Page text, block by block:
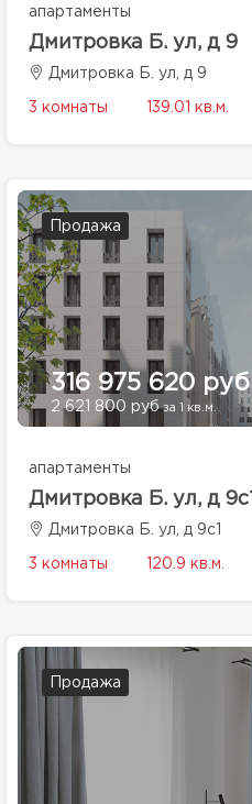
апартаменты
Дмитровка Б. ул, д 9
Дмитровка Б. ул, д 9
3 комнаты 139.01 кв.м.
Продажа
316 975 620 руб
2 621 800 рубза 1 кв.м.
апартаменты
Дмитровка Б. ул, д 9с1
Дмитровка Б. ул, д 9с1
3 комнаты 120.9 кв.м.
Продажа